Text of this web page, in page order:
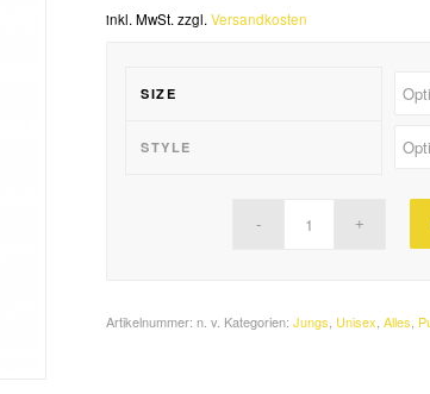
inkl. MwSt. zzgl.Versandkosten
SIZE
STYLE
Artikelnummer:n. v. Kategorien:Jungs Unisex ,Alles